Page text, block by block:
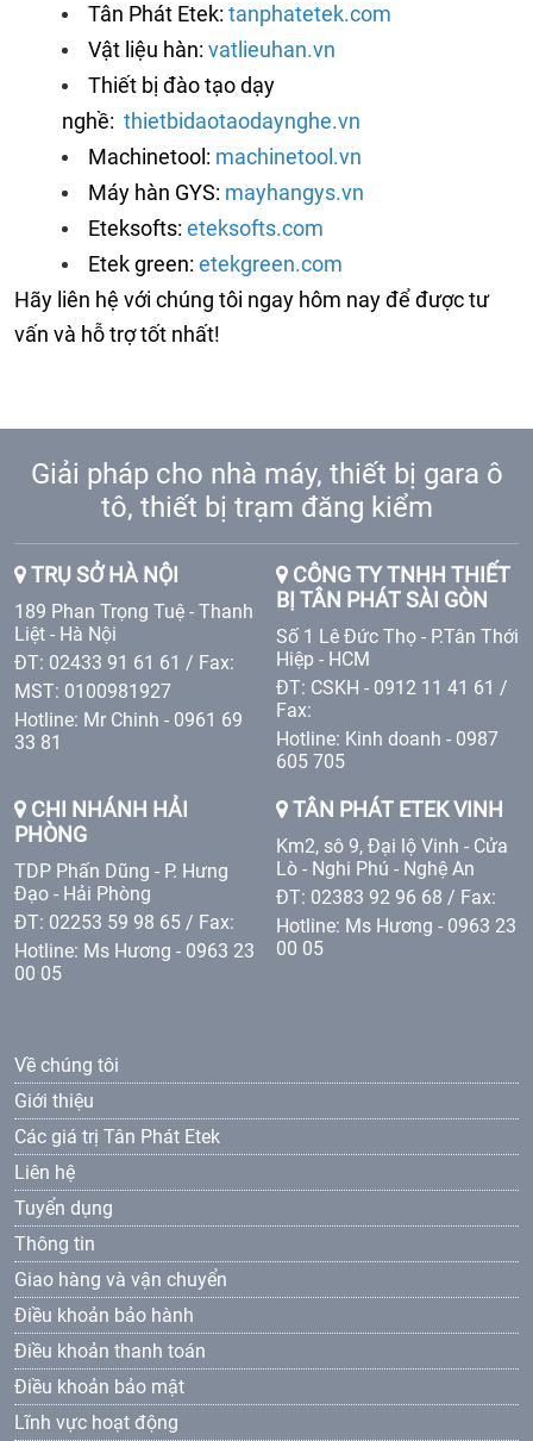
Tân Phát Etek: tanphatetek.com
Vật liệu hàn: vatlieuhan.vn
Thiết bị đào tạo dạy
nghề: thietbidaotaodaynghe.vn
Machinetool: machinetool.vn
Máy hàn GYS: mayhangys.vn
Eteksofts: eteksofts.com
Etek green: etekgreen.com
Hãy liên hệ với chúng tôi ngay hôm nay để được tư
vấn và hỗ trợ tốt nhất!
Giải pháp cho nhà máy, thiết bị gara ô
tô, thiết bị trạm đăng kiểm
TRỤ SỞ HÀ NỘI
189 Phan Trọng Tuệ - Thanh
Liệt - Hà Nội
ĐT: 02433 91 61 61 / Fax:
MST: 0100981927
Hotline: Mr Chinh - 0961 69
33 81
CÔNG TY TNHH THIẾT
BỊ TÂN PHÁT SÀI GÒN
Số 1 Lê Đức Thọ - P.Tân Thới
Hiệp - HCM
ĐT: CSKH - 0912 11 41 61 /
Fax:
Hotline: Kinh doanh - 0987
605 705
CHI NHÁNH HẢI
PHÒNG
TDP Phấn Dũng - P. Hưng
Đạo - Hải Phòng
ĐT: 02253 59 98 65 / Fax:
Hotline: Ms Hương - 0963 23
00 05
TÂN PHÁT ETEK VINH
Km2, sô 9, Đại lộ Vinh - Cửa
Lò - Nghi Phú - Nghệ An
ĐT: 02383 92 96 68 / Fax:
Hotline: Ms Hương - 0963 23
00 05
Về chúng tôi
Giới thiệu
Các giá trị Tân Phát Etek
Liên hệ
Tuyển dụng
Thông tin
Giao hàng và vận chuyển
Điều khoản bảo hành
Điều khoản thanh toán
Điều khoản bảo mật
Lĩnh vực hoạt động